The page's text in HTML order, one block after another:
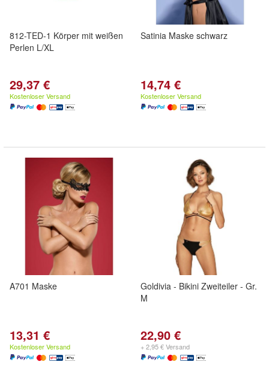
812-TED-1 Körper mit weißen
Perlen L/XL
29,37 €
Kostenloser Versand
Satinia Maske schwarz
14,74 €
Kostenloser Versand
A701 Maske
13,31 €
Kostenloser Versand
Goldivia - Bikini Zweiteiler - Gr.
M
22,90 €
+ 2,95 € Versand